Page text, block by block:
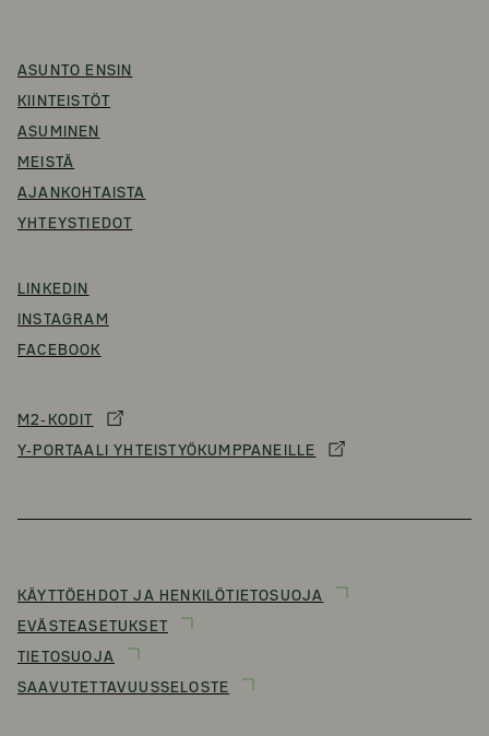
ASUNTO ENSIN
KIINTEISTÖT
ASUMINEN
MEISTÄ
AJANKOHTAISTA
YHTEYSTIEDOT
LINKEDIN
INSTAGRAM
FACEBOOK
M2-KODIT
Y-PORTAALI YHTEISTYÖKUMPPANEILLE
KÄYTTÖEHDOT JA HENKILÖTIETOSUOJA
EVÄSTEASETUKSET
TIETOSUOJA
SAAVUTETTAVUUSSELOSTE